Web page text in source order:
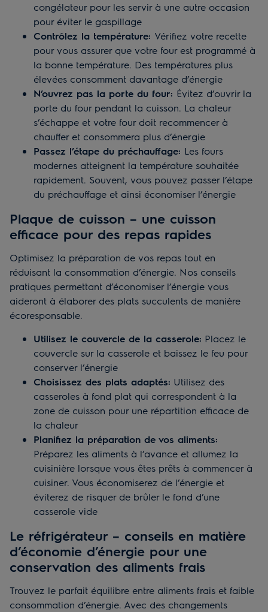
congélateur pour les servir à une autre occasion
pour éviter le gaspillage
Contrôlez la température: Vérifiez votre recette
pour vous assurer que votre four est programmé à
la bonne température. Des températures plus
élevées consomment davantage d’énergie
N’ouvrez pas la porte du four: Évitez d’ouvrir la
porte du four pendant la cuisson. La chaleur
s’échappe et votre four doit recommencer à
chauffer et consommera plus d’énergie
Passez l’étape du préchauffage: Les fours
modernes atteignent la température souhaitée
rapidement. Souvent, vous pouvez passer l’étape
du préchauffage et ainsi économiser l’énergie
Plaque de cuisson – une cuisson
efficace pour des repas rapides
Optimisez la préparation de vos repas tout en
réduisant la consommation d’énergie. Nos conseils
pratiques permettant d’économiser l’énergie vous
aideront à élaborer des plats succulents de manière
écoresponsable.
Utilisez le couvercle de la casserole: Placez le
couvercle sur la casserole et baissez le feu pour
conserver l’énergie
Choisissez des plats adaptés: Utilisez des
casseroles à fond plat qui correspondent à la
zone de cuisson pour une répartition efficace de
la chaleur
Planifiez la préparation de vos aliments:
Préparez les aliments à l’avance et allumez la
cuisinière lorsque vous êtes prêts à commencer à
cuisiner. Vous économiserez de l’énergie et
éviterez de risquer de brûler le fond d’une
casserole vide
Le réfrigérateur – conseils en matière
d’économie d’énergie pour une
conservation des aliments frais
Trouvez le parfait équilibre entre aliments frais et faible
consommation d’énergie. Avec des changements